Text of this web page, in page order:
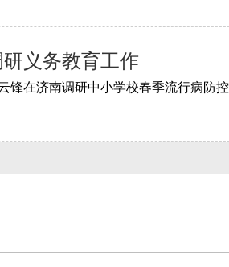
义务教育工作